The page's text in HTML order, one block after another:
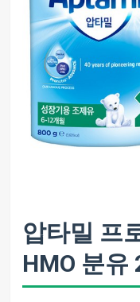
압타밀 프
HMO 분유